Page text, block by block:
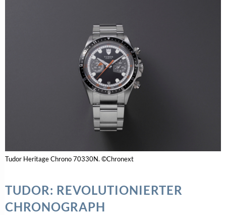
Tudor Heritage Chrono 70330N. ©Chronext
TUDOR: REVOLUTIONIERTER
CHRONOGRAPH